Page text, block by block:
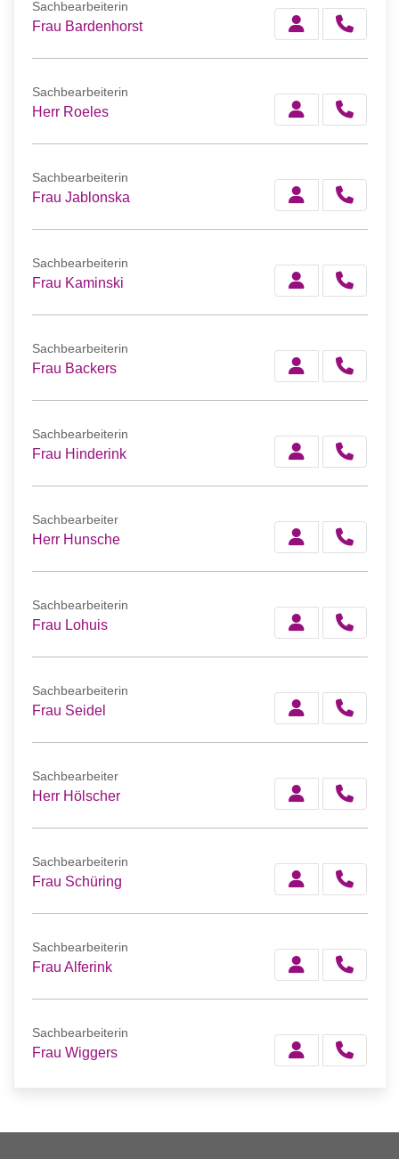
Sachbearbeiterin
Frau Bardenhorst
Sachbearbeiterin
Herr Roeles
Sachbearbeiterin
Frau Jablonska
Sachbearbeiterin
Frau Kaminski
Sachbearbeiterin
Frau Backers
Sachbearbeiterin
Frau Hinderink
Sachbearbeiter
Herr Hunsche
Sachbearbeiterin
Frau Lohuis
Sachbearbeiterin
Frau Seidel
Sachbearbeiter
Herr Hölscher
Sachbearbeiterin
Frau Schüring
Sachbearbeiterin
Frau Alferink
Sachbearbeiterin
Frau Wiggers